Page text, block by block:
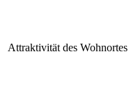
Attraktivität des Wohnortes